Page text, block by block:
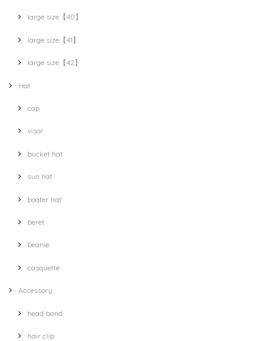
large size【40】
large size【41】
large size【42】
Hat
cap
visor
bucket hat
sun hat
boater hat
beret
beanie
casquette
Accessory
head band
hair clip